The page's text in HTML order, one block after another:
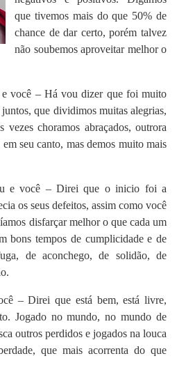
que tivemos mais do que 50% de
chance de dar certo, porém talvez
não soubemos aproveitar melhor o
e você – Há vou dizer que foi muito
que dividimos muitas alegrias,
vezes choramos abraçados, outrora
seu canto, mas demos muito mais
e você – Direi que o inicio foi a
os seus defeitos, assim como você
disfarçar melhor o que cada um
bons tempos de cumplicidade e de
de aconchego, de solidão, de
– Direi que está bem, está livre,
Jogado no mundo, no mundo de
outros perdidos e jogados na louca
que mais acorrenta do que